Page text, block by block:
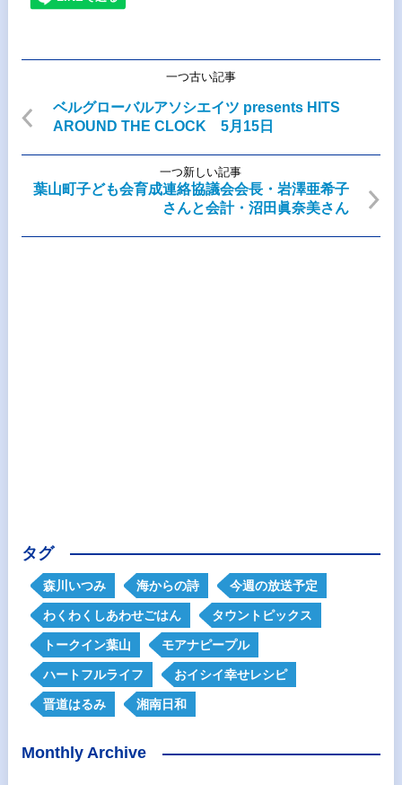
一つ古い記事
ベルグローバルアソシエイツ presents HITS
AROUND THE CLOCK 5月15日
一つ新しい記事
葉山町子ども会育成連絡協議会会長・岩澤亜希子
さんと会計・沼田眞奈美さん
タグ
森川いつみ 海からの詩 今週の放送予定
わくわくしあわせごはん タウントピックス
トークイン葉山 モアナピープル
ハートフルライフ おイシイ幸せレシピ
晋道はるみ 湘南日和
Monthly Archive